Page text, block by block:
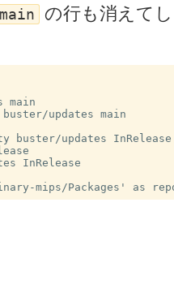
の行も消えて
main
updates InRelease
InRelease